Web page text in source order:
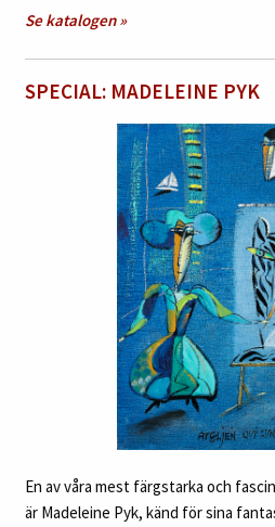
Se katalogen »
SPECIAL: MADELEINE PYK
En av våra mest färgstarka och
är Madeleine Pyk, känd för sina